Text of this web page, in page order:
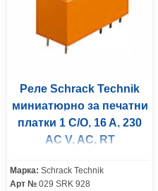
Реле Schrack Technik
миниатюрно за печатни
платки 1 C/O, 16 A, 230
AC V, AC, RT
Марка: Schrack Technik
Арт № 029 SRK 928